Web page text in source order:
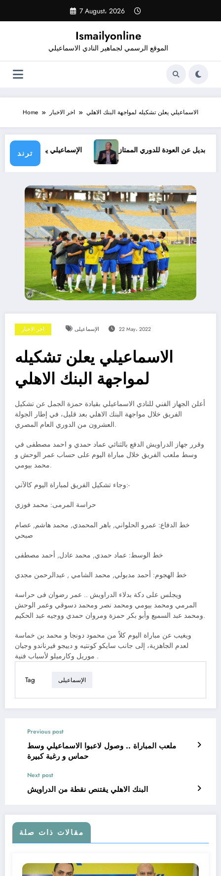
content
7 August، 2026
Ismailyonline
الموقع الرسمي لجماهير النادي الاسماعيلي
Home اخر الاخبار الاسماعيلي يعلن تشكيله لمواجهة البنك الاهلي
ترند
الإسماعيلي يدخل ولا بديل عن العودة للدوري الممتاز
اخر الاخبار الإسماعيلى 22 May، 2022
الاسماعيلي يعلن تشكيله
لمواجهة البنك الاهلي
أعلن الجهاز الفني للنادي الاسماعيلي بقيادة حمزة الجمل عن تشكيل
الفريق خلال مواجهة البنك الاهلي بعد قليل، في إطار الجولة
العشرون من الدوري العام المصري.
وقرر جهاز الدراويش الدفع بالثنائي عماد حمدي و احمد مصطفى في
وسط ملعب الفريق خلال مباراة اليوم على حساب عمر الوحش و
محمد بيومي.
وجاء تشكيل الفريق لمباراة اليوم كالآتي:-
حراسة المرمى: محمد فوزي
خط الدفاع: عمرو الحلواني, باهر المحمدي, محمد هاشم, عصام
صبحي
خط الوسط: عماد حمدي, محمد عادل, أحمد مصطفى
خط الهجوم: أحمد مدبولي, محمد الشامي , عبدالرحمن مجدي
ويجلس على دكة بدلاء الدراويش .. عمر رضوان فى حراسة
المرمي ومحمد بيومي ومحمد نصر ومحمد دسوقي وعمر الوحش
ومحمد عبد السميع وأبو بكر حمزة ومروان حمدي ووجيه عبد الحكيم.
ويغيب عن مباراة اليوم كلاً من محمود دونجا و محمد بن خماسة
لعدم الجاهزية، إلى جانب سايكو كونتيه و دييجو فيرناندو وجيان
موريل وكارميلو لأسباب فنية .
Tag الإسماعيلى
Previous post
ملعب المباراة .. وصول لاعبوا الاسماعيلي وسط
حماس و رغبة كبيرة
Next post
البنك الاهلي يقتنص نقطة من الدراويش
مقالات ذات صلة